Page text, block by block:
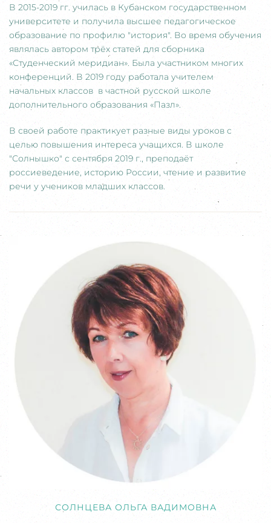
В 2015-2019 гг. училась в Кубанском государственном
университете и получила высшее педагогическое
образование по профилю "история". Во время обучения
являлась автором трёх статей для сборника
«Студенческий меридиан». Была участником многих
конференций. В 2019 году работала учителем
начальных классов в частной русской школе
дополнительного образования «Пазл».
В своей работе практикует разные виды уроков с
целью повышения интереса учащихся. В школе
"Солнышко" с сентября 2019 г., преподаёт
россиеведение, историю России, чтение и развитие
речи у учеников младших классов.
СОЛНЦЕВА ОЛЬГА ВАДИМОВНА